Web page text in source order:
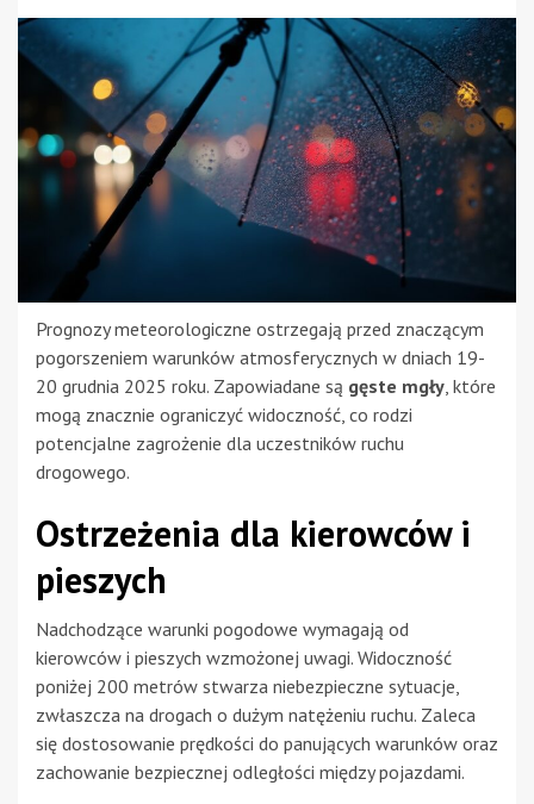
Prognozy meteorologiczne ostrzegają przed znaczącym
pogorszeniem warunków atmosferycznych w dniach 19-
20 grudnia 2025 roku. Zapowiadane są gęste mgły , które
mogą znacznie ograniczyć widoczność, co rodzi
potencjalne zagrożenie dla uczestników ruchu
drogowego.
Ostrzeżenia dla kierowców i
pieszych
Nadchodzące warunki pogodowe wymagają od
kierowców i pieszych wzmożonej uwagi. Widoczność
poniżej 200 metrów stwarza niebezpieczne sytuacje,
zwłaszcza na drogach o dużym natężeniu ruchu. Zaleca
się dostosowanie prędkości do panujących warunków oraz
zachowanie bezpiecznej odległości między pojazdami.